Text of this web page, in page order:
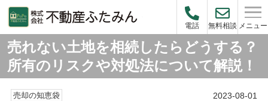
電話 無料相談 メニュー
売れない土地を相続したらどうする？
所有のリスクや対処法について解説！
売却の知恵袋 2023-08-01